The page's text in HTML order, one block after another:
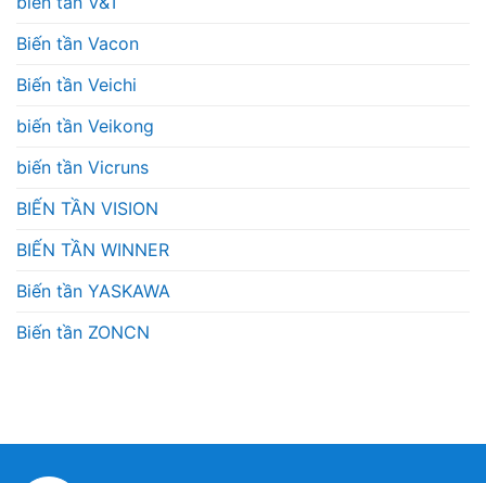
Biến tần Vacon
Biến tần Veichi
biến tần Veikong
biến tần Vicruns
BIẾN TẦN VISION
BIẾN TẦN WINNER
Biến tần YASKAWA
Biến tần ZONCN